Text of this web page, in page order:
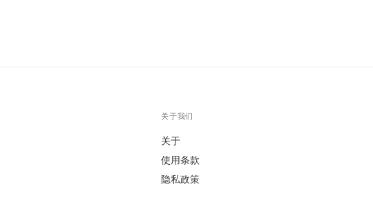
关于我们
关于
使用条款
隐私政策